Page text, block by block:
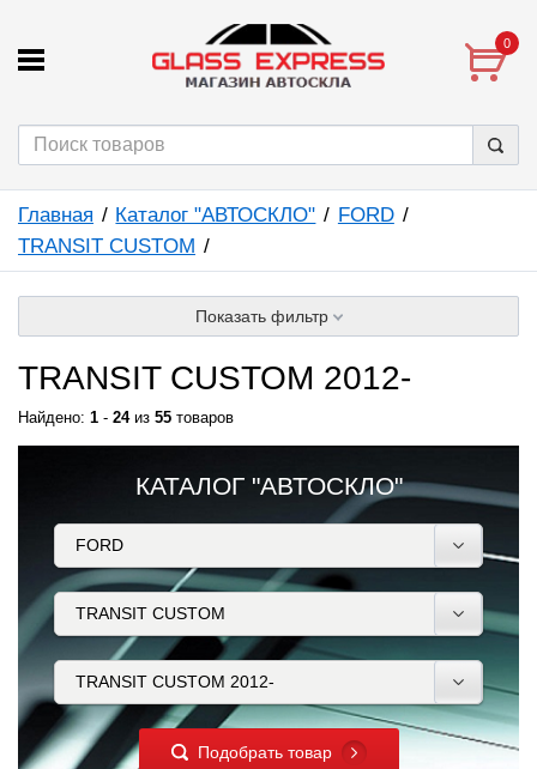
0
Главная Каталог "АВТОСКЛО"
FORD
TRANSIT CUSTOM
Показать фильтр
TRANSIT CUSTOM 2012-
Найдено: 1 - 24из 55 товаров
КАТАЛОГ "АВТОСКЛО"
Подобрать товар